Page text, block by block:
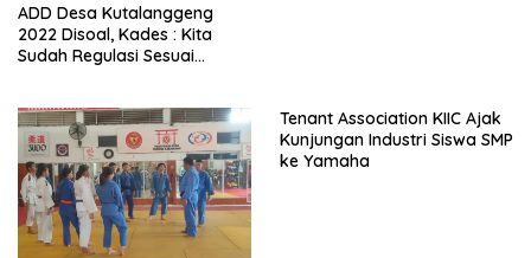
ADD Desa Kutalanggeng
2022 Disoal, Kades : Kita
Sudah Regulasi Sesuai
Tenant Association KIIC Ajak
Kunjungan Industri Siswa SMP
ke Yamaha